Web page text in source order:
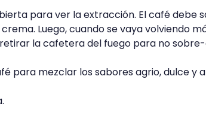
para ver la extracción. El café debe
Luego, cuando se vaya volviendo
la cafetera del fuego para no
para mezclar los sabores agrio, dulce y